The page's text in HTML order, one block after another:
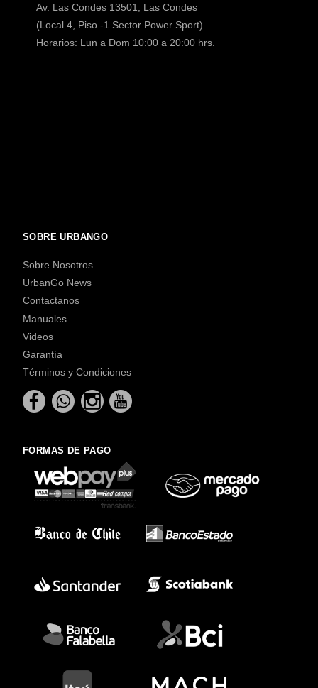
Av. Las Condes 13501, Las Condes
(Local 4, Piso -1 Sector Power Sport).
Horarios: Lun a Dom 10:00 a 20:00 hrs.
SOBRE URBANGO
Sobre Nosotros
UrbanGo News
Contactanos
Manuales
Videos
Garantía
Términos y Condiciones
FORMAS DE PAGO